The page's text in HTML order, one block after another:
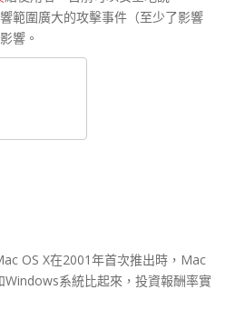
範圍廣大的攻擊事件（至少了影響
響。
OS X在2001年首次推出時，Mac
系統比起來，投資報酬率實